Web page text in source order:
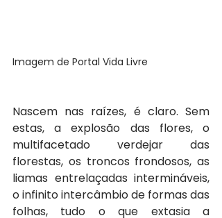
Imagem de Portal Vida Livre
Nascem nas raízes, é claro. Sem
estas, a explosão das flores, o
multifacetado verdejar das
florestas, os troncos frondosos, as
liamas entrelaçadas intermináveis,
o infinito intercâmbio de formas das
folhas, tudo o que extasia a